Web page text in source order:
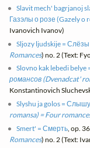
Slavit mech' bagrjanoj
Газэлы о розе (Gazely o
Ivanovich Ivanov)
Sljozy ljudskije =
Romances) no. 2 (Text:
Slovno kak lebedi
романсов (Dvenadcat'
Konstantinovich
Slyshu ja golos =
romansa) = Four
Smert' = Смерть , op.
Romances) no. 2 (Text: